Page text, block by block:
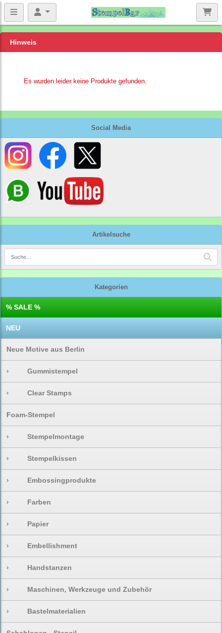
Social Media
Artikelsuche
Kategorien
% SALE %
NEU
Neue Motive aus Berlin
› Gummistempel
› Clear Stamps
Foam-Stempel
› Stempelmontage
› Stempelkissen
› Embossingprodukte
› Farben
› Papier
› Embellishment
› Handstanzen
› Maschinen, Werkzeuge und Zubehör
› Bastelmaterialien
Hinweis
Es wurden leider keine Produkte gefunden.